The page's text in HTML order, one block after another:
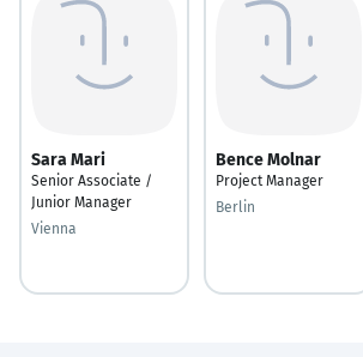
Sara Mari
Senior Associate /
Junior Manager
Vienna
Bence Molnar
Project Manager
Berlin